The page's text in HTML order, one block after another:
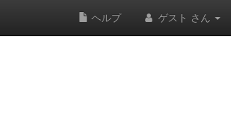
ヘルプ ゲスト さん